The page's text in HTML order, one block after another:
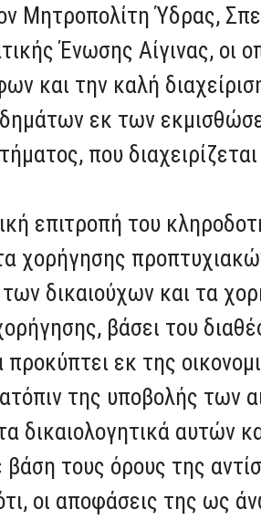
Μητροπολίτη Ύδρας,
Ένωσης Αίγινας, οι
και την καλή
εκ των
που
επιτροπή του
χορήγησης
δικαιούχων και τα
βάσει του
εκ της
της υποβολής των
δικαιολογητικά αυτών
βάση τους όρους της
οι αποφάσεις της ως